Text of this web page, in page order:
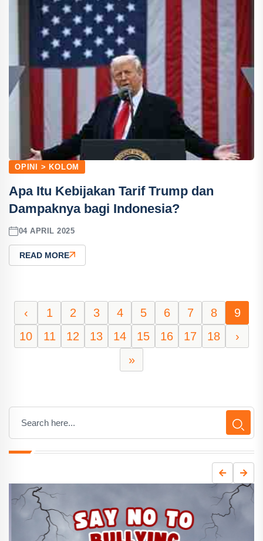
OPINI > KOLOM
Apa Itu Kebijakan Tarif Trump dan
Dampaknya bagi Indonesia?
04 APRIL 2025
READ MORE
‹ 1 2 3 4 5 6 7 8
9
10
11 12 13 14 15 16 17 18
›
»